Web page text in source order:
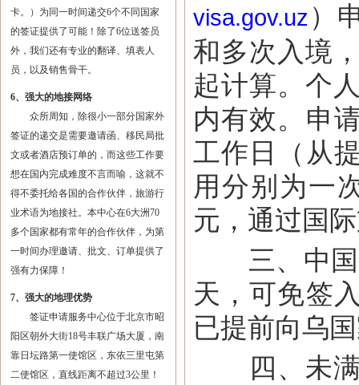
卡。）为同一时间递交6个不同国家
的签证提供了可能！除了6位送签员
外，我们还有专业的翻译、填表人
员，以及销售骨干。
6、强大的地接网络
众所周知，除很小一部分国家外
签证的递交是需要邀请函、移民局批
文或者酒店预订单的，而这些工作要
想在国内完成难度不言而喻，这就不
得不委托给各国的合作伙伴，旅游行
业术语为地接社。本中心在6大洲70
多个国家都有常年的合作伙伴，为第
一时间办理邀请、批文、订单提供了
强有力保障！
7、强大的地理优势
签证申请服务中心位于北京市昭
阳区朝外大街18号丰联广场大厦，南
靠日坛路第一使馆区，东依三里屯第
二使馆区，直线距离不超过3公里！
visa.gov.uz ）
和多次入境
起计算。个
内有效。申
工作日（从
用分别为一
元，通过国
三、中国
天，可免签
已提前向乌
四、未满